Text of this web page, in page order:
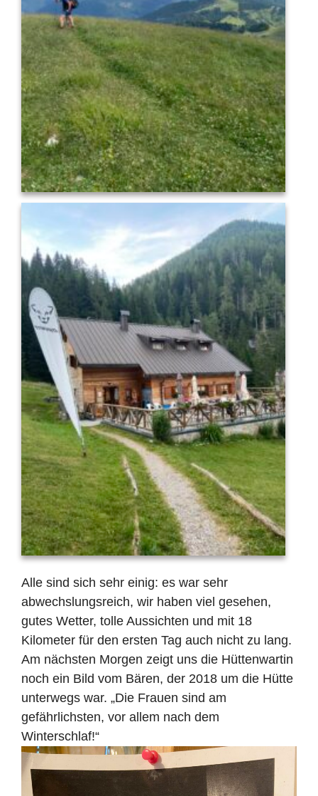
Alle sind sich sehr einig: es war sehr
abwechslungsreich, wir haben viel gesehen,
gutes Wetter, tolle Aussichten und mit 18
Kilometer für den ersten Tag auch nicht zu lang.
Am nächsten Morgen zeigt uns die Hüttenwartin
noch ein Bild vom Bären, der 2018 um die Hütte
unterwegs war. „Die Frauen sind am
gefährlichsten, vor allem nach dem
Winterschlaf!“